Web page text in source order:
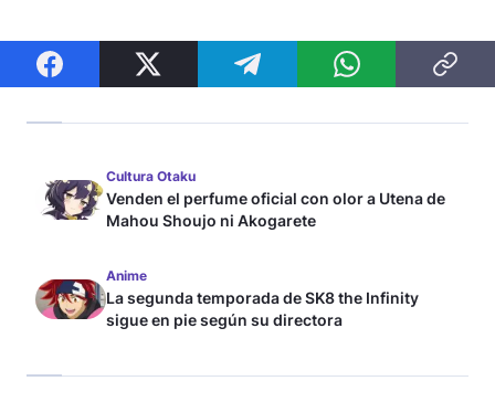
Cultura Otaku
Venden el perfume oficial con olor a Utena de
Mahou Shoujo ni Akogarete
Anime
La segunda temporada de SK8 the Infinity
sigue en pie según su directora